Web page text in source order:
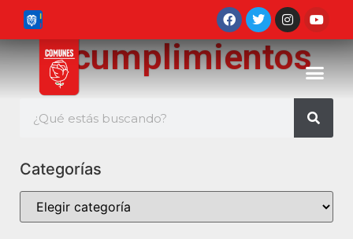
incumplimientos
Categorías